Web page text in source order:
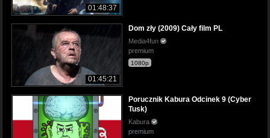
01:48:37
01:45:21
Dom zły (2009) Cały film PL
Media4fun
premium
1080p
Porucznik Kabura Odcinek 9 (Cyber
Tusk)
Kabura
premium